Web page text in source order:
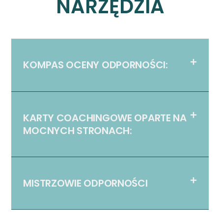
NARZĘDZIA
KOMPAS OCENY ODPORNOŚCI:
KARTY COACHINGOWE OPARTE NA
MOCNYCH STRONACH:
MISTRZOWIE ODPORNOŚCI